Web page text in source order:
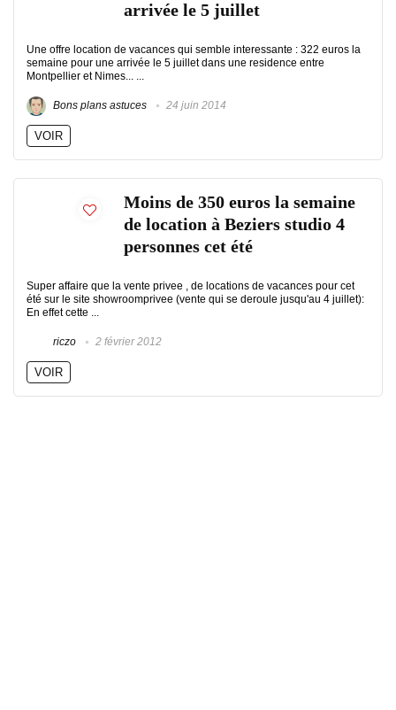
arrivée le 5 juillet
Une offre location de vacances qui semble interessante : 322 euros la
semaine pour une arrivée le 5 juillet dans une residence entre
Montpellier et Nimes... ...
Bons plans astuces 24 juin 2014
VOIR
Moins de 350 euros la semaine
de location à Beziers studio 4
personnes cet été
Super affaire que la vente privee , de locations de vacances pour cet
été sur le site showroomprivee (vente qui se deroule jusqu'au 4 juillet):
En effet cette ...
riczo 2 février 2012
VOIR